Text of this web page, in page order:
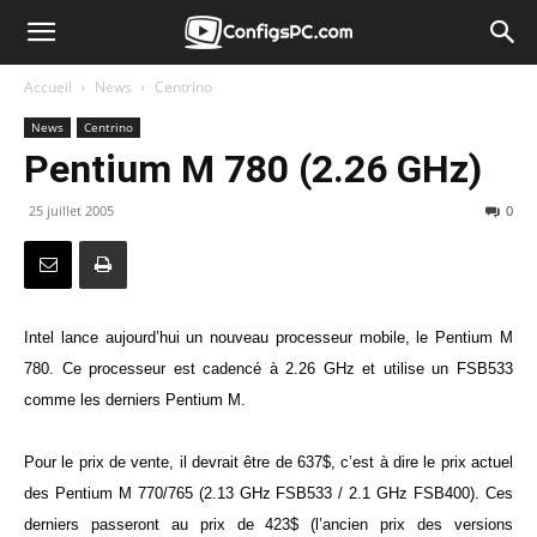
Accueil News Centrino
News Centrino
Pentium M 780 (2.26 GHz)
25 juillet 2005 0
Intel lance aujourd’hui un nouveau processeur mobile, le Pentium M
780. Ce processeur est cadencé à 2.26 GHz et utilise un FSB533
comme les derniers Pentium M.
Pour le prix de vente, il devrait être de 637$, c’est à dire le prix actuel
des Pentium M 770/765 (2.13 GHz FSB533 / 2.1 GHz FSB400). Ces
derniers passeront au prix de 423$ (l’ancien prix des versions